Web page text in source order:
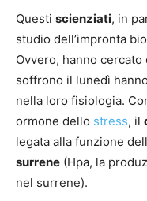
Questi scienziati, in
studio dell’impronta
Ovvero, hanno
soffrono il lunedì
nella loro fisiologia.
ormone dello stress, il
legata alla funzione
surrene (Hpa, la
nel surrene).